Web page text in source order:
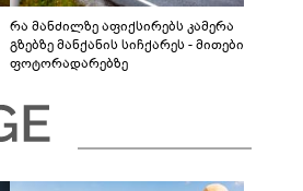
რა მანძილზე აფიქსირებს კამერა
გზებზე მანქანის სიჩქარეს - მითები
ფოტორადარებზე